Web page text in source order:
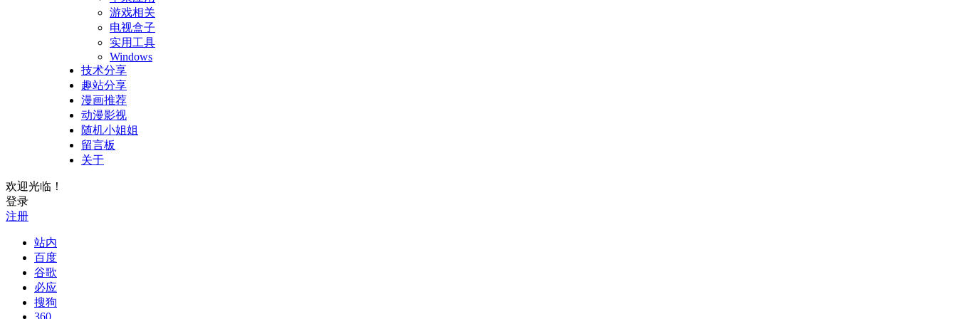
游戏相关
电视盒子
实用工具
Windows
技术分享
趣站分享
漫画推荐
动漫影视
随机小姐姐
留言板
关于
欢迎光临！
登录
注册
站内
百度
谷歌
必应
搜狗
360